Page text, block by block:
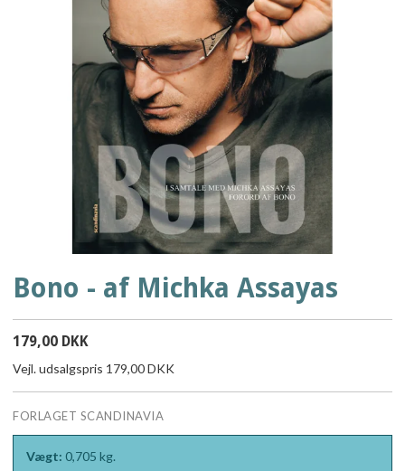
Bono - af Michka Assayas
179,00 DKK
Vejl. udsalgspris 179,00 DKK
FORLAGET SCANDINAVIA
Vægt: 0,705 kg.